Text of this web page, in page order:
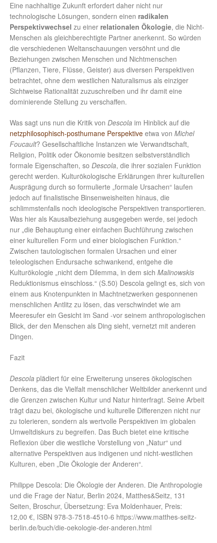
Eine nachhaltige Zukunft erfordert daher nicht nur
technologische Lösungen, sondern einen radikalen
Perspektivwechsel zu einer relationalen Ökologie, die Nicht-
Menschen als gleichberechtigte Partner anerkennt. So würden
die verschiedenen Weltanschauungen versöhnt und die
Beziehungen zwischen Menschen und Nichtmenschen
(Pflanzen, Tiere, Flüsse, Geister) aus diversen Perspektiven
betrachtet, ohne dem westlichen Naturalismus als einziger
Sichtweise Rationalität zuzuschreiben und ihr damit eine
dominierende Stellung zu verschaffen.
Was sagt uns nun die Kritik von Descola im Hinblick auf die
netzphilosophisch-posthumane Perspektive etwa von Michel
Foucault? Gesellschaftliche Instanzen wie Verwandtschaft,
Religion, Politik oder Ökonomie besitzen selbstverständlich
formale Eigenschaften, so Descola, die ihrer sozialen Funktion
gerecht werden. Kulturökologische Erklärungen ihrer kulturellen
Ausprägung durch so formulierte „formale Ursachen“ laufen
jedoch auf finalistische Binsenweisheiten hinaus, die
schlimmstenfalls noch ideologische Perspektiven transportieren.
Was hier als Kausalbeziehung ausgegeben werde, sei jedoch
nur „die Behauptung einer einfachen Buchführung zwischen
einer kulturellen Form und einer biologischen Funktion.“
Zwischen tautologischen formalen Ursachen und einer
teleologischen Endursache schwankend, entgehe die
Kulturökologie „nicht dem Dilemma, in dem sich Malinowskis
Reduktionismus einschloss.“ (S.50) Descola gelingt es, sich von
einem aus Knotenpunkten in Machtnetzwerken gesponnenen
menschlichen Antlitz zu lösen, das verschwindet wie am
Meeresufer ein Gesicht im Sand -vor seinem anthropologischen
Blick, der den Menschen als Ding sieht, vernetzt mit anderen
Dingen.
Fazit
Descola plädiert für eine Erweiterung unseres ökologischen
Denkens, das die Vielfalt menschlicher Weltbilder anerkennt und
die Grenzen zwischen Kultur und Natur hinterfragt. Seine Arbeit
trägt dazu bei, ökologische und kulturelle Differenzen nicht nur
zu tolerieren, sondern als wertvolle Perspektiven im globalen
Umweltdiskurs zu begreifen. Das Buch bietet eine kritische
Reflexion über die westliche Vorstellung von „Natur“ und
alternative Perspektiven aus indigenen und nicht-westlichen
Kulturen, eben „Die Ökologie der Anderen“.
Philippe Descola: Die Ökologie der Anderen. Die Anthropologie
und die Frage der Natur, Berlin 2024, Matthes&Seitz, 131
Seiten, Broschur, Übersetzung: Eva Moldenhauer, Preis:
12,00 €, ISBN 978-3-7518-4510-6 https://www.matthes-seitz-
berlin.de/buch/die-oekologie-der-anderen.html